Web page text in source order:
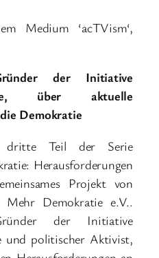
Medium ‘acTVism‘,
der Initiative
über aktuelle
Demokratie
Teil der Serie
Herausforderungen
Projekt von
Demokratie e.V..
der Initiative
und politischer Aktivist,